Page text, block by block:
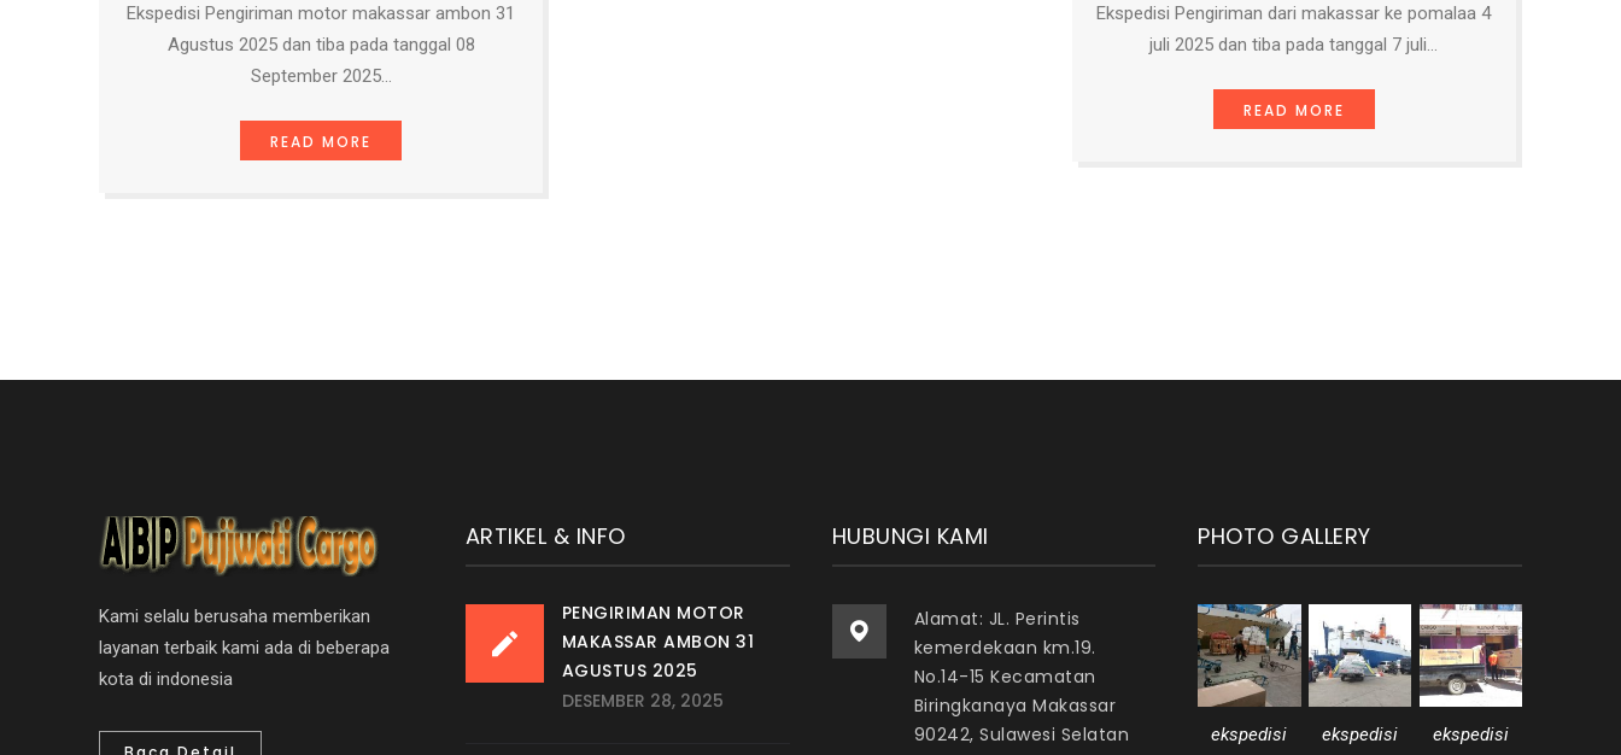
Ekspedisi Jalur darat Pengiriman barang dari
makassar ke kendari 3 juli 2025 dan tiba pada…
READ MORE
Kami selalu berusaha memberikan
layanan terbaik kami ada di beberapa
kota di indonesia
ARTIKEL & INFO
PENGIRIMAN MOTOR
MAKASSAR AMBON 31
AGUSTUS 2025
DESEMBER 28, 2025
HUBUNGI KAMI
Alamat: JL. Perintis
kemerdekaan km.19.
No.14-15 Kecamatan
Biringkanaya Makassar
90242, Sulawesi Selatan
PHOTO GALLERY
ekspedisi ekspedisi ekspedisi